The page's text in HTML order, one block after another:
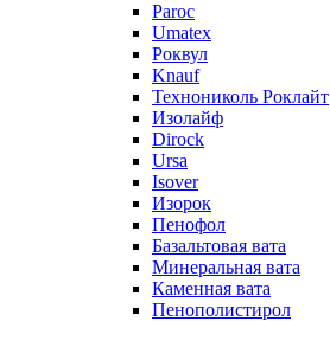
Paroc
Umatex
Роквул
Knauf
Технониколь Роклайт
Изолайф
Dirock
Ursa
Isover
Изорок
Пенофол
Базальтовая вата
Минеральная вата
Каменная вата
Пенополистирол